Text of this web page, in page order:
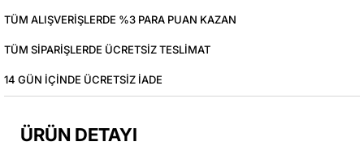
TÜM ALIŞVERIŞLERDE %3 PARA PUAN KAZAN
TÜM SIPARIŞLERDE ÜCRETSIZ TESLIMAT
14 GÜN IÇINDE ÜCRETSIZ IADE
ÜRÜN DETAYI